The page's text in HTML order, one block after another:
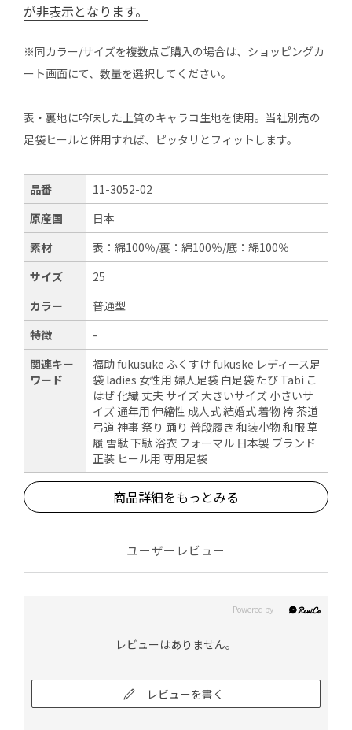
が非表示となります。
※同カラー/サイズを複数点ご購入の場合は、ショッピングカ
ート画面にて、数量を選択してください。
表・裏地に吟味した上質のキャラコ生地を使用。当社別売の
足袋ヒールと併用すれば、ピッタリとフィットします。
品番
11-3052-02
原産国
日本
素材
表：綿100％/裏：綿100％/底：綿100％
サイズ
25
カラー
普通型
特徴
-
関連キー
ワード
福助 fukusuke ふくすけ fukuske レディース足
袋 ladies 女性用 婦人足袋 白足袋 たび Tabi こ
はぜ 化繊 丈夫 サイズ 大きいサイズ 小さいサ
イズ 通年用 伸縮性 成人式 結婚式 着物 袴 茶道
弓道 神事 祭り 踊り 普段履き 和装小物 和服 草
履 雪駄 下駄 浴衣 フォーマル 日本製 ブランド
正装 ヒール用 専用足袋
商品詳細をもっとみる
ユーザーレビュー
レビューはありません。
レビューを書く